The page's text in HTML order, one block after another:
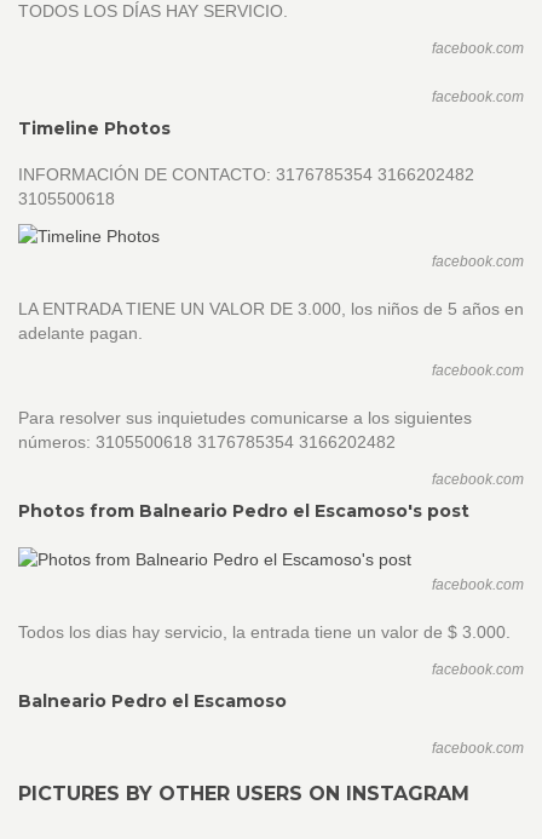
TODOS LOS DÍAS HAY SERVICIO.
facebook.com
facebook.com
Timeline Photos
INFORMACIÓN DE CONTACTO: 3176785354 3166202482
3105500618
facebook.com
LA ENTRADA TIENE UN VALOR DE 3.000, los niños de 5 años en
adelante pagan.
facebook.com
Para resolver sus inquietudes comunicarse a los siguientes
números: 3105500618 3176785354 3166202482
facebook.com
Photos from Balneario Pedro el Escamoso's post
facebook.com
Todos los dias hay servicio, la entrada tiene un valor de $ 3.000.
facebook.com
Balneario Pedro el Escamoso
facebook.com
PICTURES BY OTHER USERS ON INSTAGRAM